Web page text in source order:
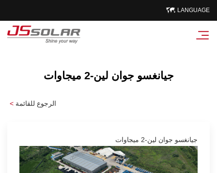
LANGUAGE
جيانغسو جوان لين-2 ميجاوات
< الرجوع للقائمة
جيانغسو جوان لين-2 ميجاوات